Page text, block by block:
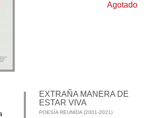
Agotado
EXTRAÑA MANERA DE
ESTAR VIVA
POESÍA REUNIDA (2001-2021)